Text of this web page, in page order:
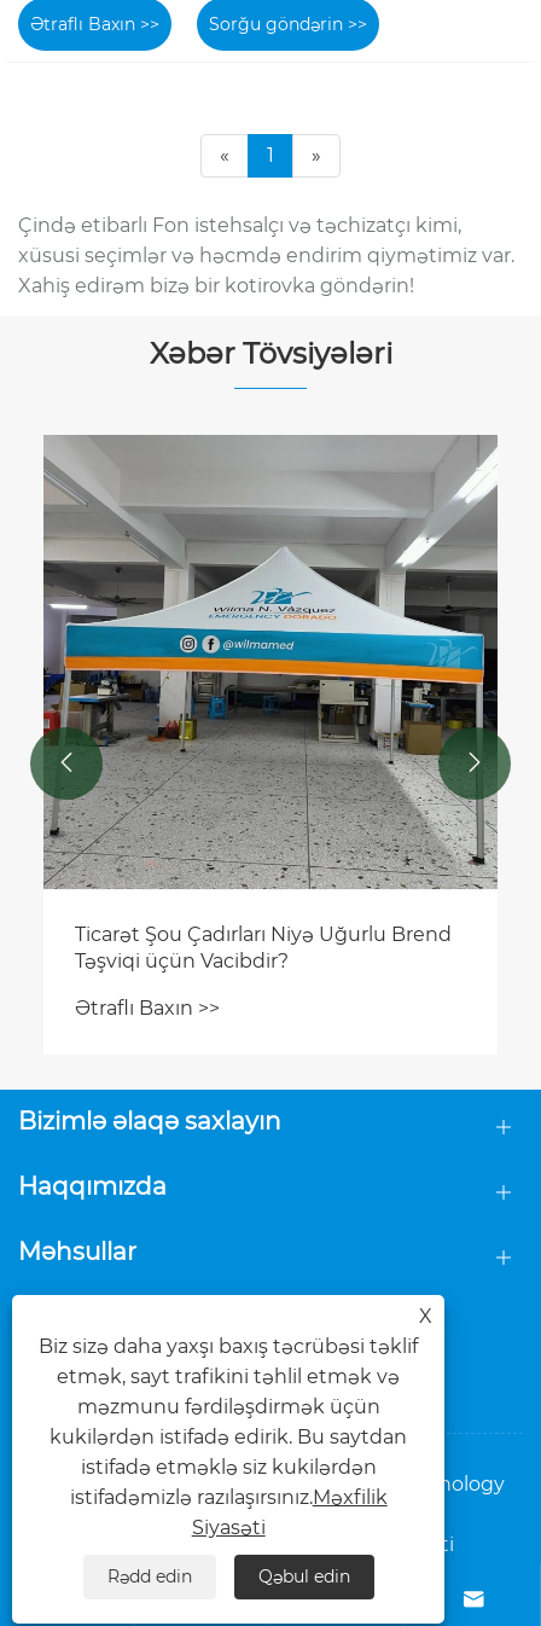
Ətraflı Baxın >> Sorğu göndərin >>
« 1 »
Çində etibarlı Fon istehsalçı və təchizatçı kimi,
xüsusi seçimlər və həcmdə endirim qiymətimiz var.
Xahiş edirəm bizə bir kotirovka göndərin!
Xəbər Tövsiyələri
Ticarət Şou Çadırları Niyə Uğurlu Brend
Təşviqi üçün Vacibdir?
Ətraflı Baxın >>
 
 
Bizimlə əlaqə saxlayın
Haqqımızda
Məhsullar
Copyright © 2025 Foshan Dasi Metal Technology
Co., Ltd. Bütün hüquqlar qorunur.
SitemapRSSXML Məxfilik Siyasəti
X
Biz sizə daha yaxşı baxış təcrübəsi təklif
etmək, sayt trafikini təhlil etmək və
məzmunu fərdiləşdirmək üçün
kukilərdən istifadə edirik. Bu saytdan
istifadə etməklə siz kukilərdən
istifadəmizlə razılaşırsınız.Məxfilik
Siyasəti
Rədd edin Qəbul edin